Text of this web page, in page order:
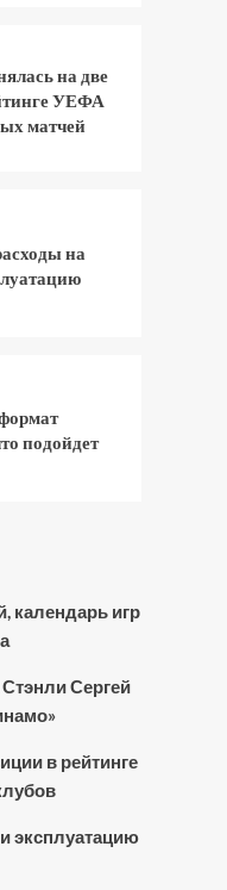
на две
УЕФА
матчей
на
подойдет
календарь игр
Сергей
в рейтинге
эксплуатацию